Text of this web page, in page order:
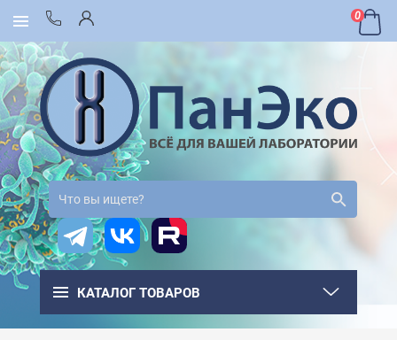
0
КАТАЛОГ ТОВАРОВ